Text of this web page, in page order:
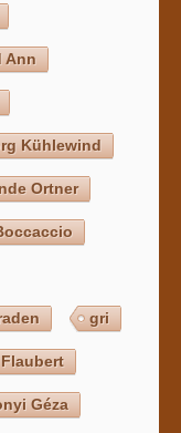
Ann
Kühlewind
Ortner
gri
Géza